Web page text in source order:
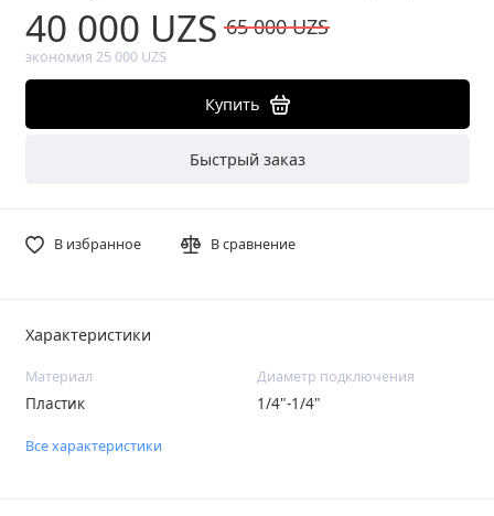
40 000 UZS 65 000 UZS
экономия 25 000 UZS
Купить
Быстрый заказ
В избранное В сравнение
Характеристики
Материал
Пластик
Диаметр подключения
1/4"-1/4"
Все характеристики